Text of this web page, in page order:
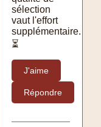
sélection
vaut l'effort
supplémentaire.
⏳
J'aime
Répondre